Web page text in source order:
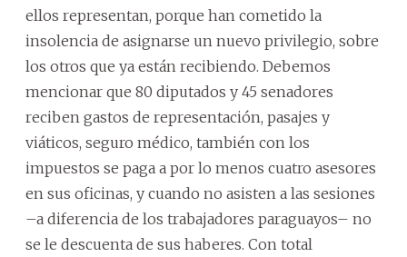
ellos representan, porque han cometido la
insolencia de asignarse un nuevo privilegio, sobre
los otros que ya están recibiendo. Debemos
mencionar que 80 diputados y 45 senadores
reciben gastos de representación, pasajes y
viáticos, seguro médico, también con los
impuestos se paga a por lo menos cuatro asesores
en sus oficinas, y cuando no asisten a las sesiones
–a diferencia de los trabajadores paraguayos– no
se le descuenta de sus haberes. Con total